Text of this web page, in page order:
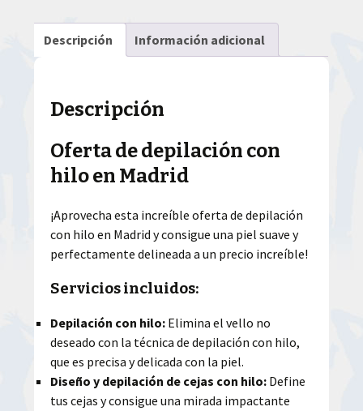
Descripción Información adicional
Descripción
Oferta de depilación con
hilo en Madrid
¡Aprovecha esta increíble oferta de depilación
con hilo en Madrid y consigue una piel suave y
perfectamente delineada a un precio increíble!
Servicios incluidos:
Depilación con hilo: Elimina el vello no
deseado con la técnica de depilación con hilo,
que es precisa y delicada con la piel.
Diseño y depilación de cejas con hilo: Define
tus cejas y consigue una mirada impactante